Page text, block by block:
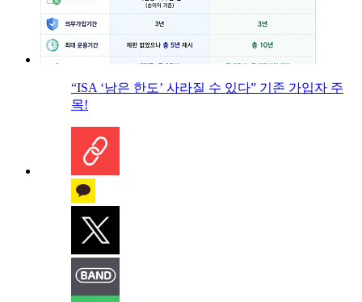
“ISA ‘남은 한도’ 사라질 수 있다” 기존 가입자 주
목!